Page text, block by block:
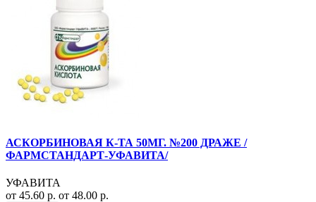
АСКОРБИНОВАЯ К-ТА 50МГ. №200 ДРАЖЕ /
ФАРМСТАНДАРТ-УФАВИТА/
УФАВИТА
от 45.60 р. от 48.00 р.